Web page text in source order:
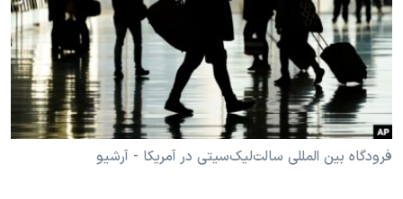
فرهنگ و زندگی
حقوق شهروندی
اقتصادی
علم و فناوری
اسرائیل در جنگ
مستندها
انتخابات ریاست جمهوری آمریکا ۲۰۲۴
حمله جمهوری اسلامی به اسرائیل
رمز مهسا
ورزش زنان در ایران
دنبال کنید
زبانهای مختلف
فرودگاه بین المللی سالت‌لیک‌سیتی در آمریکا - آرشیو